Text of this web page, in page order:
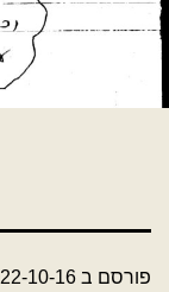
פורסם ב 10-16